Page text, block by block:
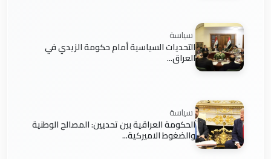
سياسة
التحديات السياسية أمام حكومة الزيدي في
العراق...
سياسة
الحكومة العراقية بين تحديين: المصالح الوطنية
والضغوط الاميركية...